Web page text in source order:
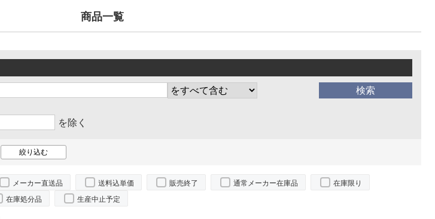
商品一覧
を除く
メーカー直送品 送料込単価 販売終了 通常メーカー在庫品
在庫限り
在庫処分品 生産中止予定